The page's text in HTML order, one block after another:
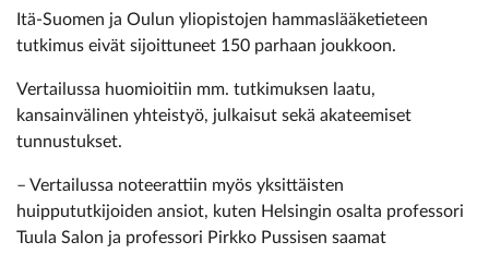
Itä-Suomen ja Oulun yliopistojen hammaslääketieteen
tutkimus eivät sijoittuneet 150 parhaan joukkoon.
Vertailussa huomioitiin mm. tutkimuksen laatu,
kansainvälinen yhteistyö, julkaisut sekä akateemiset
tunnustukset.
– Vertailussa noteerattiin myös yksittäisten
huippututkijoiden ansiot, kuten Helsingin osalta professori
Tuula Salon ja professori Pirkko Pussisen saamat